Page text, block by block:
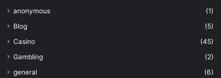
anonymous
(1)
Blog
(5)
Casino
(45)
Gambling
(2)
general
(6)